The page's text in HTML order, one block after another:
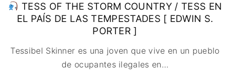
SUECIA
TESS OF THE STORM COUNTRY / TESS EN
EL PAÍS DE LAS TEMPESTADES [ EDWIN S.
PORTER ]
Tessibel Skinner es una joven que vive en un pueblo
de ocupantes ilegales en…